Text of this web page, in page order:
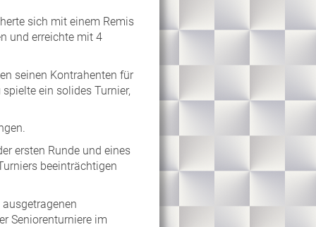
sich mit einem Remis
und erreichte mit 4
seinen Kontrahenten für
spielte ein solides Turnier,
ersten Runde und eines
beeinträchtigen
Seniorenturniere im